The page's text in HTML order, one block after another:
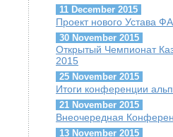
11 December 2015
Проект нового Устава
30 November 2015
Открытый Чемпионат
2015
25 November 2015
Итоги конференции
21 November 2015
Внеочередная
13 November 2015